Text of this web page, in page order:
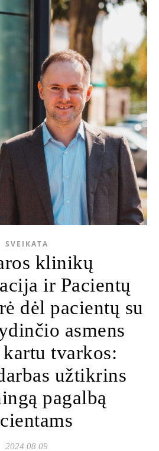
SVEIKATA
klinikų
ir Pacientų
dėl pacientų su
asmens
tvarkos:
užtikrins
pagalbą
2024 08 09